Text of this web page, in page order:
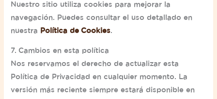
Nuestro sitio utiliza cookies para mejorar la
navegación. Puedes consultar el uso detallado en
nuestra Política de Cookies.
7. Cambios en esta política
Nos reservamos el derecho de actualizar esta
Política de Privacidad en cualquier momento. La
versión más reciente siempre estará disponible en